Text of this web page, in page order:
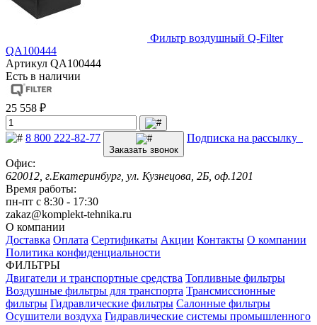
Фильтр воздушный Q-Filter
QA100444
Артикул QA100444
Есть в наличии
25 558 ₽
8 800 222-82-77
Заказать звонок
Подписка на рассылку
Офис:
620012, г.Екатеринбург, ул. Кузнецова, 2Б, оф.1201
Время работы:
пн-пт с 8:30 - 17:30
zakaz@komplekt-tehnika.ru
О компании
Доставка Оплата Сертификаты Акции Контакты О компании
Политика конфиденциальности
ФИЛЬТРЫ
Двигатели и транспортные средства Топливные фильтры
Воздушные фильтры для транспорта Трансмиссионные
фильтры Гидравлические фильтры Салонные фильтры
Осушители воздуха Гидравлические системы промышленного